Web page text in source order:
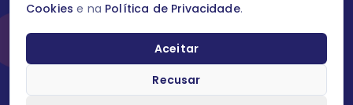
Cookies e na Política de Privacidade.
Aceitar
Recusar
O laboratório Servier do Brasil respeita os seus dados! Caso deseje
dados pessoais você pode fazê-lo a qualquer momento entrando
em contato através do site www.semprecuidando.com.br na opção
fale conosco.